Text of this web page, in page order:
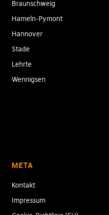
Braunschweig
Hameln-Pymont
Hannover
Stade
Lehrte
Wennigsen
META
Kontakt
Impressum